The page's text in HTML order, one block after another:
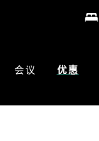
会议 优惠